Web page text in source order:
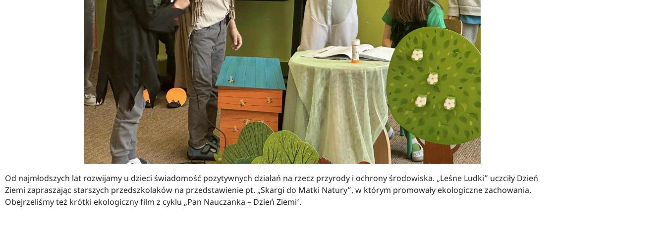
Od najmłodszych lat rozwijamy u dzieci świadomość pozytywnych działań na rzecz przyrody i ochrony środowiska. „Leśne Ludki” uczciły Dzień
Ziemi zapraszając starszych przedszkolaków na przedstawienie pt. „Skargi do Matki Natury”, w którym promowały ekologiczne zachowania.
Obejrzeliśmy też krótki ekologiczny film z cyklu „Pan Nauczanka – Dzień Ziemi’.